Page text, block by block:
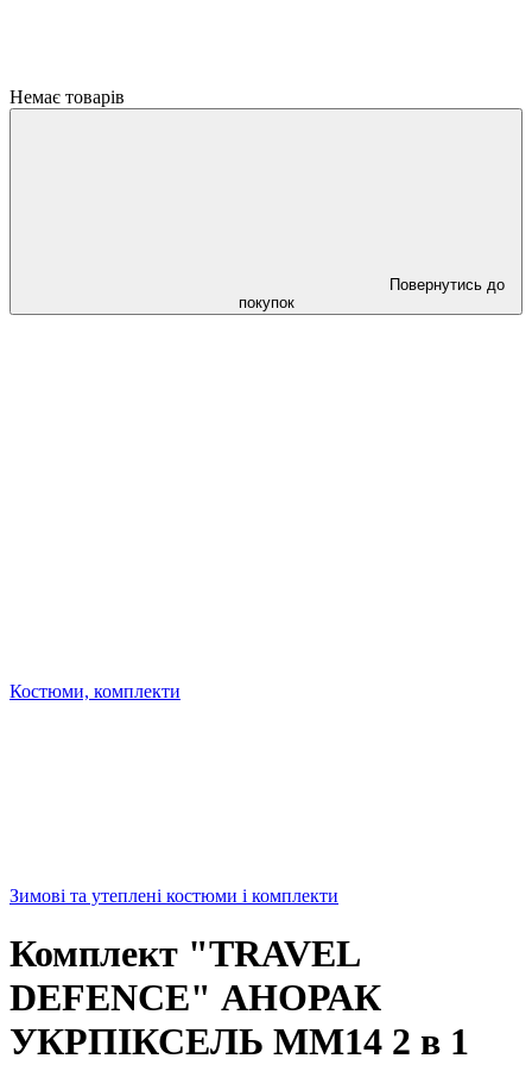
Немає товарів
Повернутись до
покупок
Костюми, комплекти
Зимові та утеплені костюми і комплекти
Комплект "TRAVEL
DEFENCE" АНОРАК
УКРПІКСЕЛЬ ММ14 2 в 1